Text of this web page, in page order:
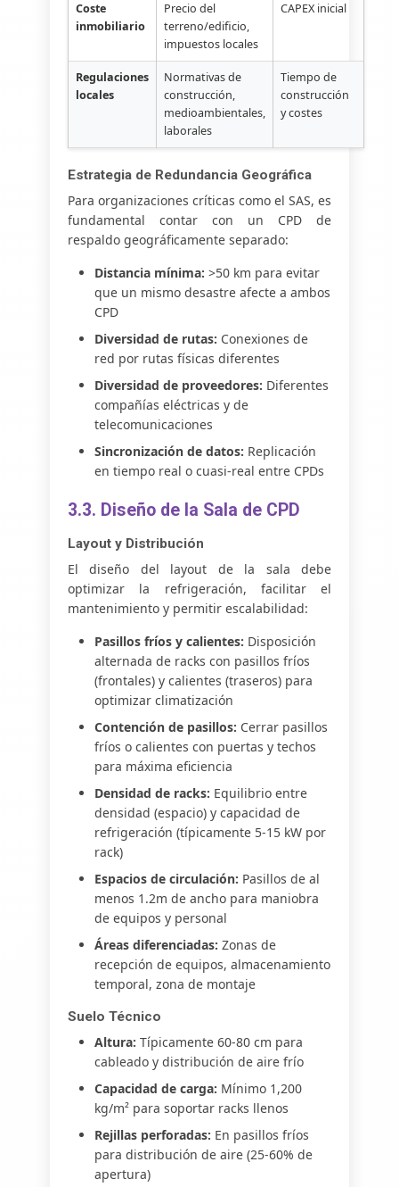
Coste
inmobiliario
Precio del
terreno/edificio,
impuestos locales
CAPEX inicial
Regulaciones
locales
Normativas de
construcción,
medioambientales,
laborales
Tiempo de
construcción
y costes
Estrategia de Redundancia Geográfica
Para organizaciones críticas como el SAS, es
fundamental contar con un CPD de
respaldo geográficamente separado:
Distancia mínima: >50 km para evitar
que un mismo desastre afecte a ambos
CPD
Diversidad de rutas: Conexiones de
red por rutas físicas diferentes
Diversidad de proveedores: Diferentes
compañías eléctricas y de
telecomunicaciones
Sincronización de datos: Replicación
en tiempo real o cuasi-real entre CPDs
3.3. Diseño de la Sala de CPD
Layout y Distribución
El diseño del layout de la sala debe
optimizar la refrigeración, facilitar el
mantenimiento y permitir escalabilidad:
Pasillos fríos y calientes: Disposición
alternada de racks con pasillos fríos
(frontales) y calientes (traseros) para
optimizar climatización
Contención de pasillos: Cerrar pasillos
fríos o calientes con puertas y techos
para máxima eficiencia
Densidad de racks: Equilibrio entre
densidad (espacio) y capacidad de
refrigeración (típicamente 5-15 kW por
rack)
Espacios de circulación: Pasillos de al
menos 1.2m de ancho para maniobra
de equipos y personal
Áreas diferenciadas: Zonas de
recepción de equipos, almacenamiento
temporal, zona de montaje
Suelo Técnico
Altura: Típicamente 60-80 cm para
cableado y distribución de aire frío
Capacidad de carga: Mínimo 1,200
kg/m² para soportar racks llenos
Rejillas perforadas: En pasillos fríos
para distribución de aire (25-60% de
apertura)